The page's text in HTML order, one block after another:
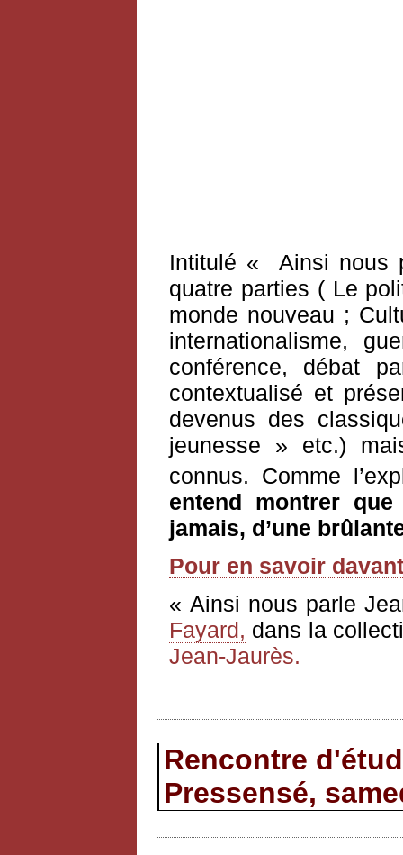
Intitulé « Ainsi nous
quatre parties ( Le
monde nouveau ;
internationalisme,
conférence, débat
contextualisé et
devenus des
jeunesse » etc.)
connus. Comme
entend montrer
jamais, d’une
Pour en savoir
« Ainsi nous parle
Fayard, dans la
Jean-Jaurès.
Rencontre
Pressensé,